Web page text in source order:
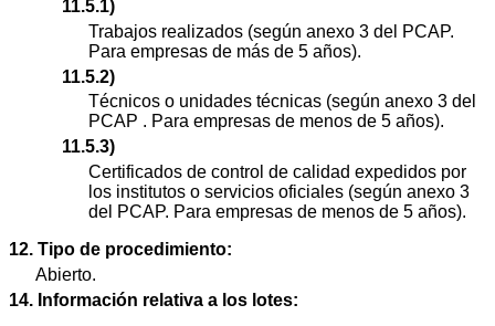
11.5.1)
Trabajos realizados (según anexo 3 del PCAP.
Para empresas de más de 5 años).
11.5.2)
Técnicos o unidades técnicas (según anexo 3 del
PCAP . Para empresas de menos de 5 años).
11.5.3)
Certificados de control de calidad expedidos por
los institutos o servicios oficiales (según anexo 3
del PCAP. Para empresas de menos de 5 años).
12. Tipo de procedimiento:
Abierto.
14. Información relativa a los lotes: